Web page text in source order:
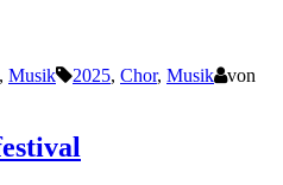
, Musik 2025, Chor, Musik
von